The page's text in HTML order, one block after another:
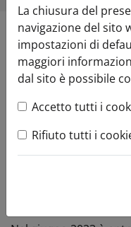
MEDIAZIONE -
sono aperti termini
La chiusura del
navigazione del sito
impostazioni di
maggiori
dal sito è possibile
Accetto tutti i
Rifiuto tutti i